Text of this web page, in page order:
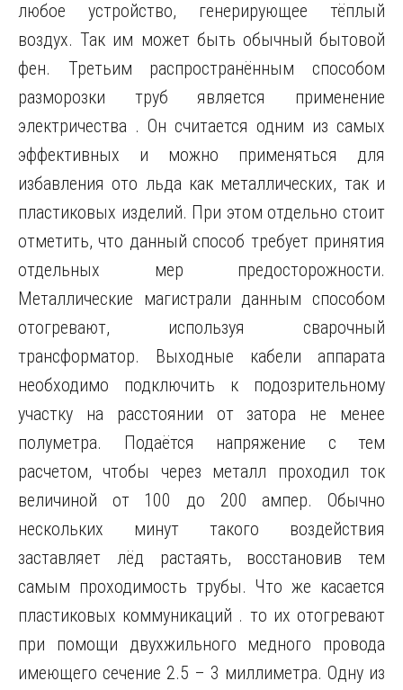
любое устройство, генерирующее тёплый
воздух. Так им может быть обычный бытовой
фен. Третьим распространённым способом
разморозки труб является применение
электричества . Он считается одним из самых
эффективных и можно применяться для
избавления ото льда как металлических, так и
пластиковых изделий. При этом отдельно стоит
отметить, что данный способ требует принятия
отдельных мер предосторожности.
Металлические магистрали данным способом
отогревают, используя сварочный
трансформатор. Выходные кабели аппарата
необходимо подключить к подозрительному
участку на расстоянии от затора не менее
полуметра. Подаётся напряжение с тем
расчетом, чтобы через металл проходил ток
величиной от 100 до 200 ампер. Обычно
нескольких минут такого воздействия
заставляет лёд растаять, восстановив тем
самым проходимость трубы. Что же касается
пластиковых коммуникаций . то их отогревают
при помощи двухжильного медного провода
имеющего сечение 2.5 – 3 миллиметра. Одну из